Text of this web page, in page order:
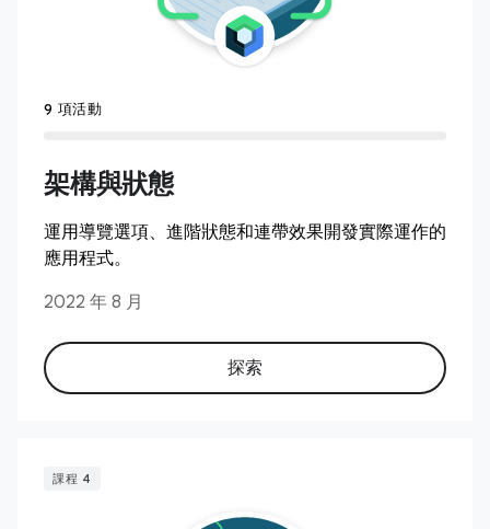
9 項活動
架構與狀態
運用導覽選項、進階狀態和連帶效果開發實際運作的
應用程式。
2022 年 8 月
探索
課程 4